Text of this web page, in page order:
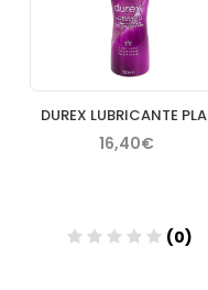
16,40€
(0)